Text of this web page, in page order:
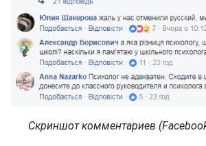
Скриншот комментариев